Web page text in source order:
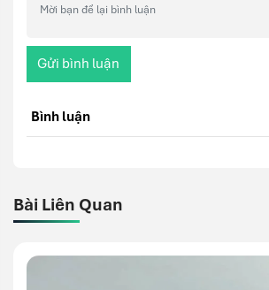
Gửi bình luận
Bình luận
Bài Liên Quan